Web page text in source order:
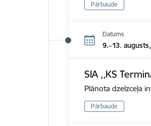
Pārbaude
Datums
9.–13.
SIA ,,KS
Plānota dzelzceļa
Pārbaude